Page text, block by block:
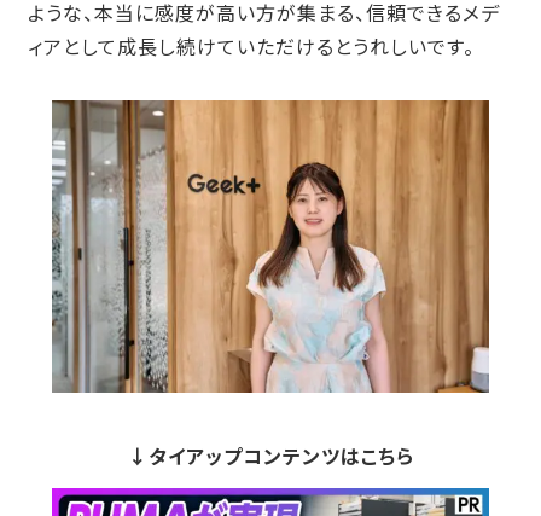
ような、本当に感度が高い方が集まる、信頼できるメデ
ィアとして成長し続けていただけるとうれしいです。
↓タイアップコンテンツはこちら